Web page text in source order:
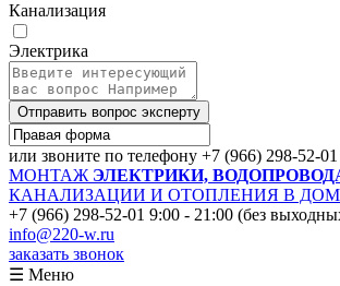
Канализация
Электрика
Отправить вопрос эксперту
или звоните по телефону +7 (966) 298-52-01
МОНТАЖ ЭЛЕКТРИКИ,
КАНАЛИЗАЦИИ И ОТОПЛЕНИЯ В
+7 (966) 298-52-01 9:00 - 21:00 (без
info@220-w.ru
заказать звонок
☰ Меню